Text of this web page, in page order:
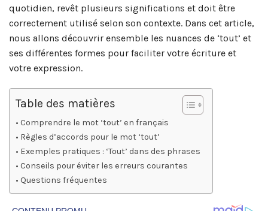
quotidien, revêt plusieurs significations et doit être
correctement utilisé selon son contexte. Dans cet article,
nous allons découvrir ensemble les nuances de ‘tout’ et
ses différentes formes pour faciliter votre écriture et
votre expression.
Table des matières
Comprendre le mot ‘tout’ en français
Règles d’accords pour le mot ‘tout’
Exemples pratiques : ‘Tout’ dans des phrases
Conseils pour éviter les erreurs courantes
Questions fréquentes